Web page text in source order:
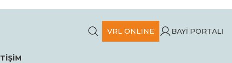
VRL ONLINE BAYİ PORTALI